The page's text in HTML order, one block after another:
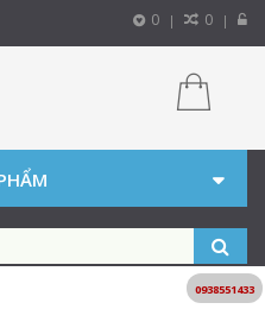
0 0
0938551433